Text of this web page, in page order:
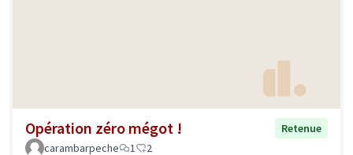
Opération zéro mégot !
Retenue
carambarpeche
1 2